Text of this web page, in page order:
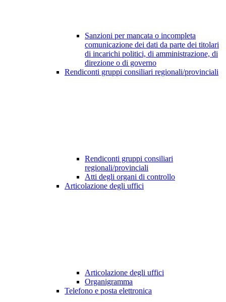
Sanzioni per mancata o incompleta
comunicazione dei dati da parte dei titolari
di incarichi politici, di amministrazione, di
direzione o di governo
Rendiconti gruppi consiliari regionali/provinciali
Rendiconti gruppi consiliari
regionali/provinciali
Atti degli organi di controllo
Articolazione degli uffici
Articolazione degli uffici
Organigramma
Telefono e posta elettronica